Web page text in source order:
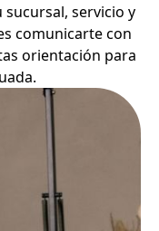
sucursal, servicio y
comunicarte con
orientación para